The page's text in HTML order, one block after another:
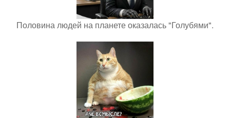
Половина людей на планете оказалась "Голубями".